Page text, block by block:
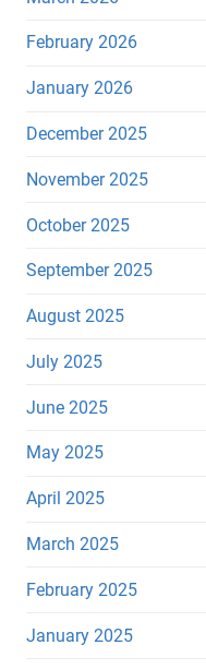
February 2026
January 2026
December 2025
November 2025
October 2025
September 2025
August 2025
July 2025
June 2025
May 2025
April 2025
March 2025
February 2025
January 2025